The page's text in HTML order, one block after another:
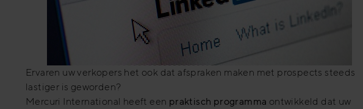
Ervaren uw verkopers het ook dat afspraken maken met prospects steeds
lastiger is geworden?
Mercuri International heeft een praktisch programma ontwikkeld dat uw